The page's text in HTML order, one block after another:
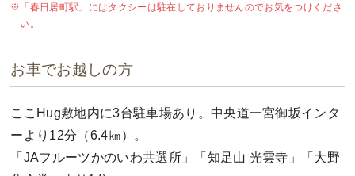
「春日居町駅」にはタクシーは駐在しておりませんのでお気をつけくださ
い。
お車でお越しの方
ここHug敷地内に3台駐車場あり。中央道一宮御坂インタ
ーより12分（6.4㎞）。
「JAフルーツかのいわ共選所」「知足山 光雲寺」「大野